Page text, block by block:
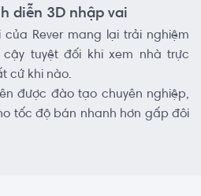
diễn 3D nhập vai
Rever mang lại trải nghiệm
tuyệt đối khi xem nhà trực
cứ khi nào.
được đào tạo chuyên nghiệp,
tốc độ bán nhanh hơn gấp đôi